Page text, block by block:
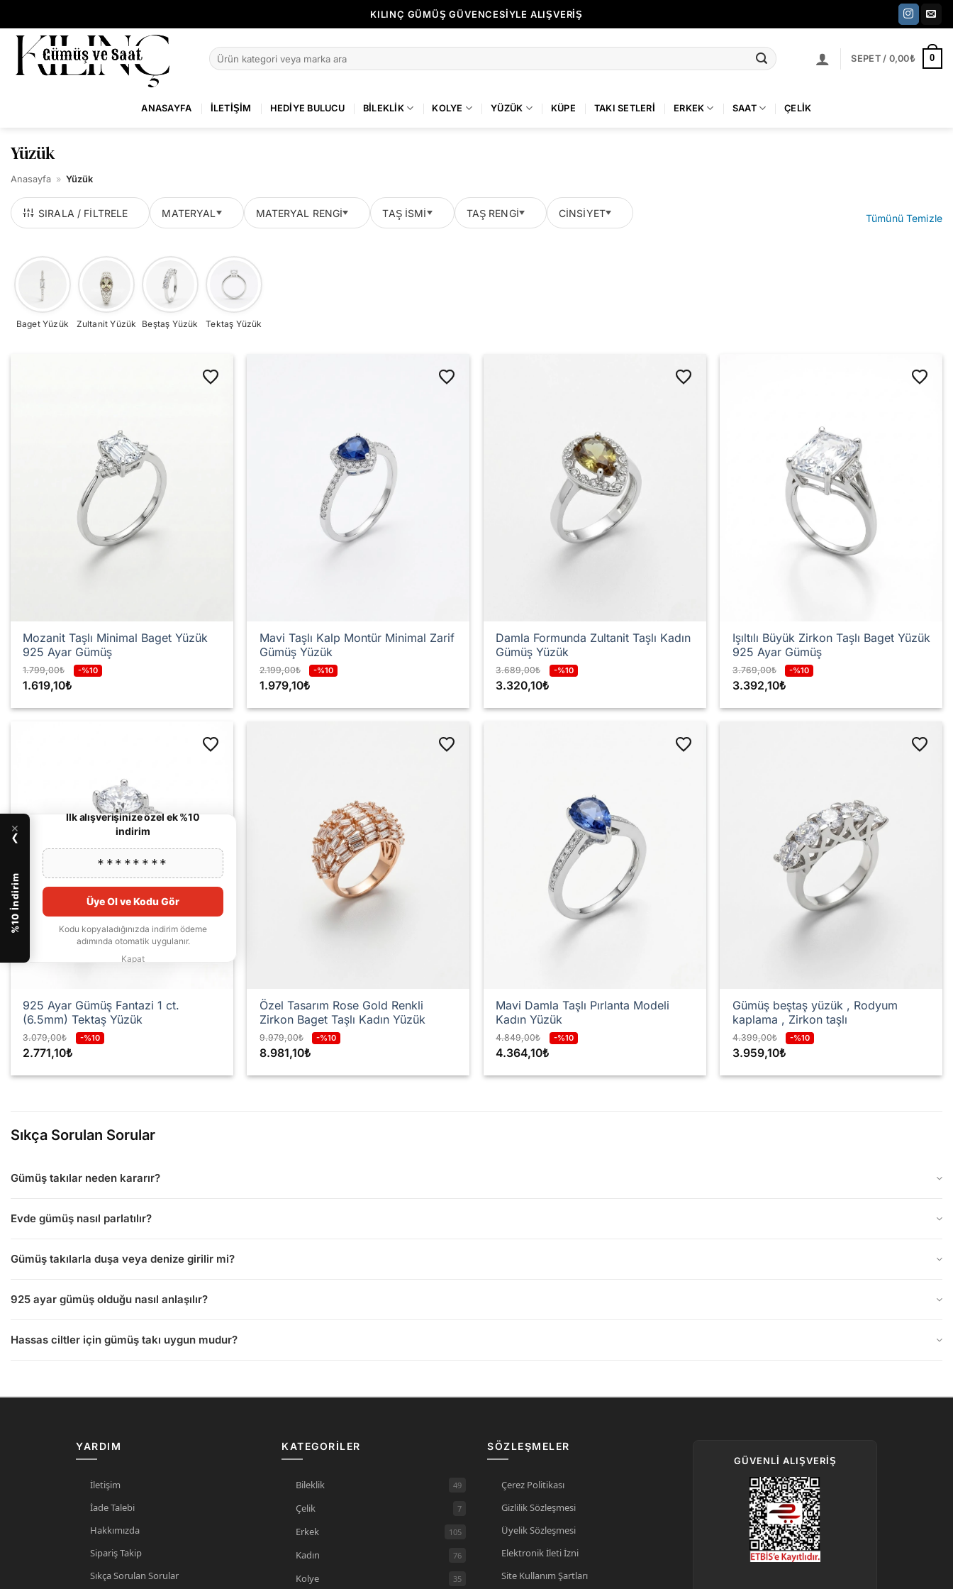
atla
KILINÇ GÜMÜŞ GÜVENCESİYLE ALIŞVERİŞ
Ara:
SEPET / 0,00₺ 0
ANASAYFA İLETIŞIM HEDIYE BULUCU BILEKLIK KOLYE YÜZÜK KÜPE TAKI SETLERI ERKEK SAAT ÇELIK
Yüzük
Anasayfa » Yüzük
SIRALA / FILTRELE MATERYAL MATERYAL RENGI TAŞ İSMI TAŞ RENGI CINSIYET Tümünü Temizle
Baget Yüzük Zultanit Yüzük Beştaş Yüzük Tektaş Yüzük
Mozanit Taşlı Minimal Baget Yüzük
925 Ayar Gümüş
1.799,00₺ -%10
1.619,10₺
Mavi Taşlı Kalp Montür Minimal Zarif
Gümüş Yüzük
2.199,00₺ -%10
1.979,10₺
Damla Formunda Zultanit Taşlı Kadın
Gümüş Yüzük
3.689,00₺ -%10
3.320,10₺
Işıltılı Büyük Zirkon Taşlı Baget Yüzük
925 Ayar Gümüş
3.769,00₺ -%10
3.392,10₺
925 Ayar Gümüş Fantazi 1 ct.
(6.5mm) Tektaş Yüzük
3.079,00₺ -%10
2.771,10₺
Özel Tasarım Rose Gold Renkli
Zirkon Baget Taşlı Kadın Yüzük
9.979,00₺ -%10
8.981,10₺
Mavi Damla Taşlı Pırlanta Modeli
Kadın Yüzük
4.849,00₺ -%10
4.364,10₺
Gümüş beştaş yüzük , Rodyum
kaplama , Zirkon taşlı
4.399,00₺ -%10
3.959,10₺
Sıkça Sorulan Sorular
Gümüş takılar neden kararır?
Evde gümüş nasıl parlatılır?
Gümüş takılarla duşa veya denize girilir mi?
925 ayar gümüş olduğu nasıl anlaşılır?
Hassas ciltler için gümüş takı uygun mudur?
YARDIM
İletişim
İade Talebi
Hakkımızda
Sipariş Takip
Sıkça Sorulan Sorular
KATEGORILER
Bileklik 49
Çelik 7
Erkek 105
Kadın 76
Kolye 35
SÖZLEŞMELER
Çerez Politikası
Gizlilik Sözleşmesi
Üyelik Sözleşmesi
Elektronik İleti İzni
Site Kullanım Şartları
GÜVENLI ALIŞVERIŞ
×
❯
%10 İndirim
İlk alışverişinize özel ek %10
indirim
********
Üye Ol ve Kodu Gör
Kodu kopyaladığınızda indirim ödeme
adımında otomatik uygulanır.
Kapat